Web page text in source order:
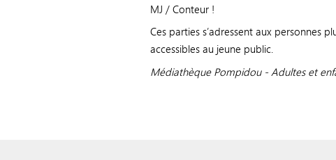
MJ / Conteur !
Ces parties s’adressent aux personnes
accessibles au jeune public.
Médiathèque Pompidou - Adultes et